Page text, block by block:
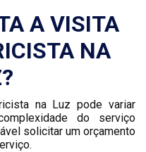
A VISITA
NA
na Luz pode variar
do serviço
solicitar um orçamento